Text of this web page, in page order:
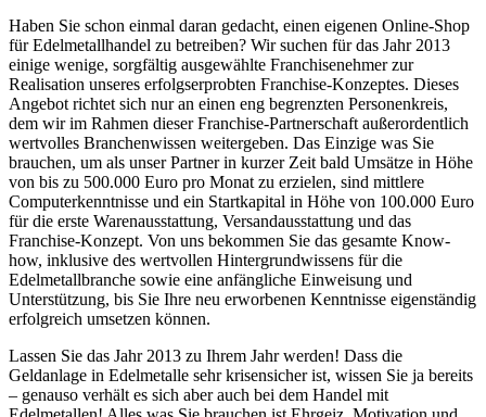
Haben Sie schon einmal daran gedacht, einen eigenen Online-Shop
für Edelmetallhandel zu betreiben? Wir suchen für das Jahr 2013
einige wenige, sorgfältig ausgewählte Franchisenehmer zur
Realisation unseres erfolgserprobten Franchise-Konzeptes. Dieses
Angebot richtet sich nur an einen eng begrenzten Personenkreis,
dem wir im Rahmen dieser Franchise-Partnerschaft außerordentlich
wertvolles Branchenwissen weitergeben. Das Einzige was Sie
brauchen, um als unser Partner in kurzer Zeit bald Umsätze in Höhe
von bis zu 500.000 Euro pro Monat zu erzielen, sind mittlere
Computerkenntnisse und ein Startkapital in Höhe von 100.000 Euro
für die erste Warenausstattung, Versandausstattung und das
Franchise-Konzept. Von uns bekommen Sie das gesamte Know-
how, inklusive des wertvollen Hintergrundwissens für die
Edelmetallbranche sowie eine anfängliche Einweisung und
Unterstützung, bis Sie Ihre neu erworbenen Kenntnisse eigenständig
erfolgreich umsetzen können.
Lassen Sie das Jahr 2013 zu Ihrem Jahr werden! Dass die
Geldanlage in Edelmetalle sehr krisensicher ist, wissen Sie ja bereits
– genauso verhält es sich aber auch bei dem Handel mit